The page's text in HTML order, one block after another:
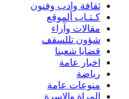
ثقافة وادب وفنون
كـتـاب ألموقع
مقالات وآراء
شؤون تللسقف
قضايا شعبنا
اخبار عامة
رياضة
منوعات عامة
المراة والاسرة